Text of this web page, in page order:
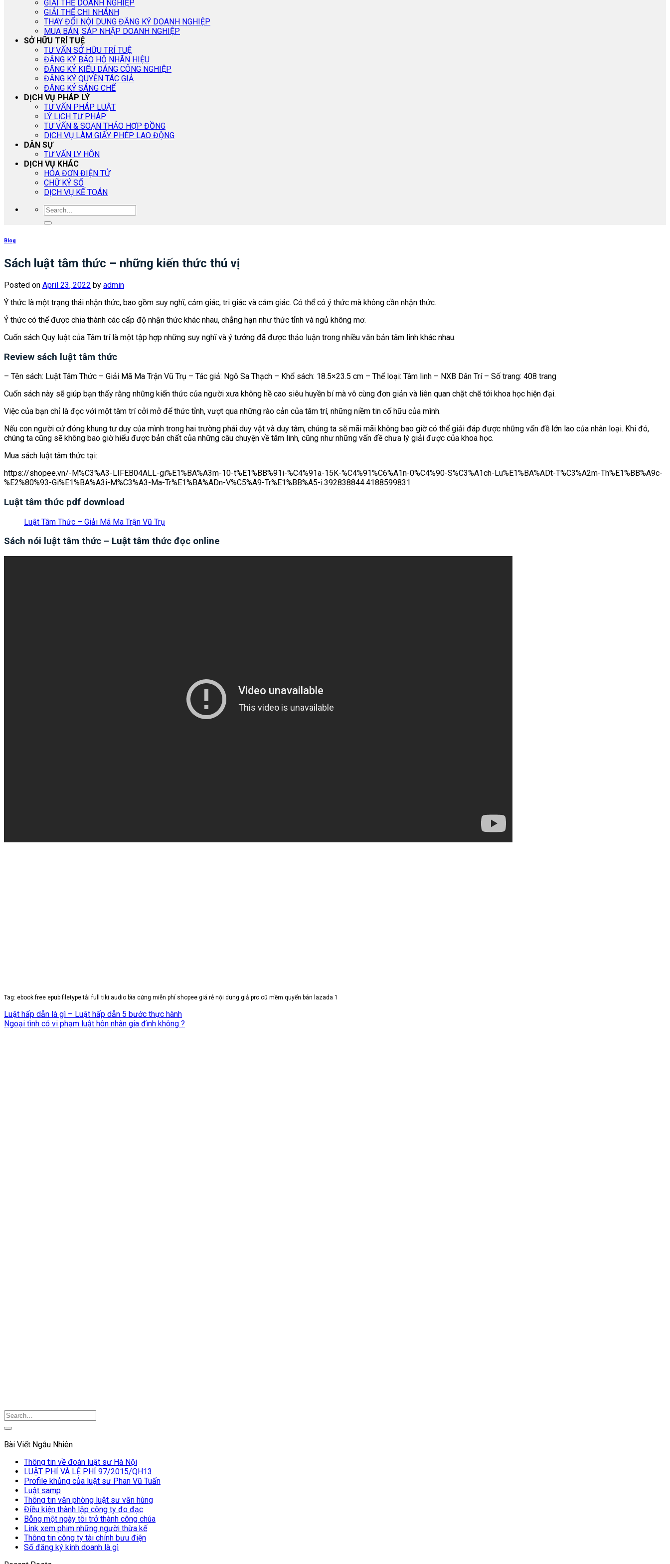
GIẢI THỂ DOANH NGHIỆP
GIẢI THỂ CHI NHÁNH
THAY ĐỔI NỘI DUNG ĐĂNG KÝ DOANH NGHIỆP
MUA BÁN, SÁP NHẬP DOANH NGHIỆP
SỞ HỮU TRÍ TUỆ
TƯ VẤN SỞ HỮU TRÍ TUỆ
ĐĂNG KÝ BẢO HỘ NHÃN HIỆU
ĐĂNG KÝ KIỂU DÁNG CÔNG NGHIỆP
ĐĂNG KÝ QUYỀN TÁC GIẢ
ĐĂNG KÝ SÁNG CHẾ
DỊCH VỤ PHÁP LÝ
TƯ VẤN PHÁP LUẬT
LÝ LỊCH TƯ PHÁP
TƯ VẤN & SOẠN THẢO HỢP ĐỒNG
DỊCH VỤ LÀM GIẤY PHÉP LAO ĐỘNG
DÂN SỰ
TƯ VẤN LY HÔN
DỊCH VỤ KHÁC
HÓA ĐƠN ĐIỆN TỬ
CHỮ KÝ SỐ
DỊCH VỤ KẾ TOÁN
Blog
Sách luật tâm thức – những kiến thức thú vị
Posted on April 23, 2022 by admin
Ý thức là một trạng thái nhận thức, bao gồm suy nghĩ, cảm giác, tri giác và cảm giác. Có thể có ý thức mà không cần nhận thức.
Ý thức có thể được chia thành các cấp độ nhận thức khác nhau, chẳng hạn như thức tỉnh và ngủ không mơ.
Cuốn sách Quy luật của Tâm trí là một tập hợp những suy nghĩ và ý tưởng đã được thảo luận trong nhiều văn bản tâm linh khác nhau.
Review sách luật tâm thức
– Tên sách: Luật Tâm Thức – Giải Mã Ma Trận Vũ Trụ – Tác giả: Ngô Sa Thạch – Khổ sách: 18.5×23.5 cm – Thể loại: Tâm linh – NXB Dân Trí – Số trang: 408 trang
Cuốn sách này sẽ giúp bạn thấy rằng những kiến thức của người xưa không hề cao siêu huyền bí mà vô cùng đơn giản và liên quan chặt chẽ tới khoa học hiện đại.
Việc của bạn chỉ là đọc với một tâm trí cởi mở để thức tỉnh, vượt qua những rào cản của tâm trí, những niềm tin cố hữu của mình.
Nếu con người cứ đóng khung tư duy của mình trong hai trường phái duy vật và duy tâm, chúng ta sẽ mãi mãi không bao giờ có thể giải đáp được những vấn đề lớn lao của nhân loại. Khi đó,
chúng ta cũng sẽ không bao giờ hiểu được bản chất của những câu chuyện về tâm linh, cũng như những vấn đề chưa lý giải được của khoa học.
Mua sách luật tâm thức tại:
https://shopee.vn/-M%C3%A3-LIFEB04ALL-gi%E1%BA%A3m-10-t%E1%BB%91i-%C4%91a-15K-%C4%91%C6%A1n-0%C4%90-S%C3%A1ch-Lu%E1%BA%ADt-T%C3%A2m-Th%E1%BB%A9c-
%E2%80%93-Gi%E1%BA%A3i-M%C3%A3-Ma-Tr%E1%BA%ADn-V%C5%A9-Tr%E1%BB%A5-i.392838844.4188599831
Luật tâm thức pdf download
Luật Tâm Thức – Giải Mã Ma Trận Vũ Trụ
Sách nói luật tâm thức – Luật tâm thức đọc online
Tag: ebook free epub filetype tải full tiki audio bìa cứng miễn phí shopee giá rẻ nội dung giả prc cũ mềm quyển bán lazada 1
Luật hấp dẫn là gì – Luật hấp dẫn 5 bước thực hành
Ngoại tình có vi phạm luật hôn nhân gia đình không ?
Bài Viết Ngẫu Nhiên
Thông tin về đoàn luật sư Hà Nội
LUẬT PHÍ VÀ LỆ PHÍ 97/2015/QH13
Profile khủng của luật sư Phan Vũ Tuấn
Luật samp
Thông tin văn phòng luật sư văn hùng
Điều kiện thành lập công ty đo đạc
Bỗng một ngày tôi trở thành công chúa
Link xem phim những người thừa kế
Thông tin công ty tài chính bưu điện
Số đăng ký kinh doanh là gì